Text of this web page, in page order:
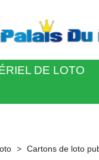
DE LOTO
Cartons de loto